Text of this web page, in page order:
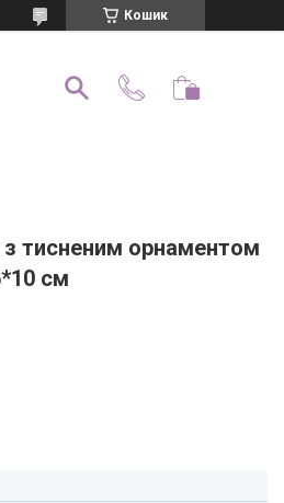
Кошик
з тисненим орнаментом
см